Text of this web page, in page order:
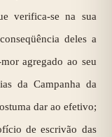
verifica-se na sua
deles a
agregado ao seu
da Campanha da
dar ao efetivo;
de escrivão das